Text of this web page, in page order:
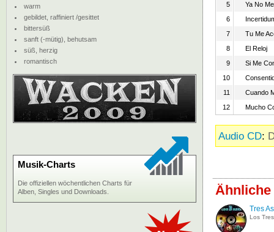
5
Ya No
6
7
Tu Me
8
El Reloj
9
Si Me
10
11
Cuando
12
Mucho
Audio CD:
Ähnliche
Tres
Los
warm
gebildet, raffiniert /gesittet
bittersüß
sanft (-mütig), behutsam
süß, herzig
romantisch
Musik-Charts
Die offiziellen wöchentlichen Charts für
Alben, Singles und Downloads.